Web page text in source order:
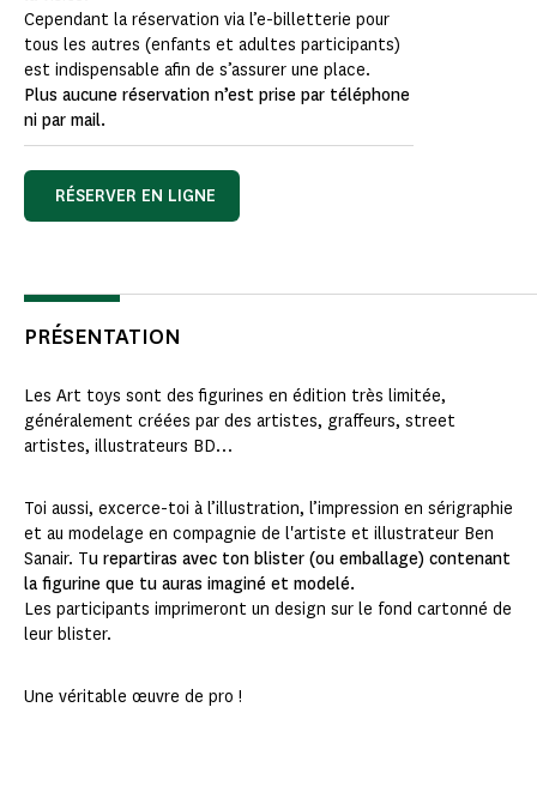
Cependant la réservation via l’e-billetterie pour
tous les autres (enfants et adultes participants)
est indispensable afin de s’assurer une place.
Plus aucune réservation n’est prise par téléphone
ni par mail.
RÉSERVER EN LIGNE
PRÉSENTATION
Les Art toys sont des figurines en édition très limitée,
généralement créées par des artistes, graffeurs, street
artistes, illustrateurs BD…
Toi aussi, excerce-toi à l’illustration, l’impression en sérigraphie
et au modelage en compagnie de l'artiste et illustrateur Ben
Sanair. Tu repartiras avec ton blister (ou emballage) contenant
la figurine que tu auras imaginé et modelé.
Les participants imprimeront un design sur le fond cartonné de
leur blister.
Une véritable œuvre de pro !